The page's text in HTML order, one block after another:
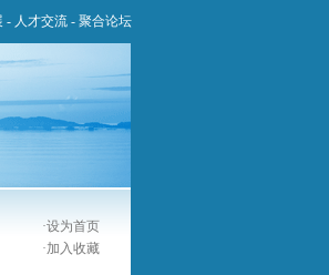
- 人才交流 - 聚合论坛
·设为首页
·加入收藏